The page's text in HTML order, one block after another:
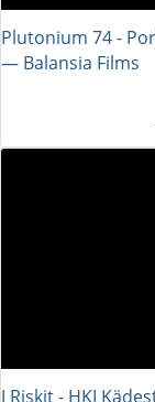
Plutonium 74 -
― Balansia Films
J Riskit - HKI